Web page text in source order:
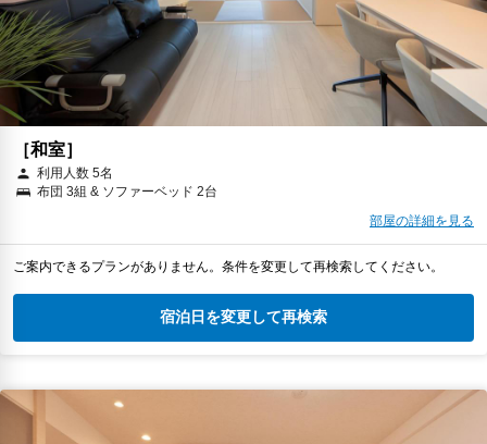
［和室］
利用人数 5名
布団 3組 & ソファーベッド 2台
部屋の詳細を見る
ご案内できるプランがありません。条件を変更して再検索してください。
宿泊日を変更して再検索